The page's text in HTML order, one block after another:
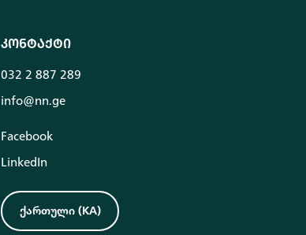
კონტაქტი
032 2 887 289
info@nn.ge
Facebook
LinkedIn
ქართული (KA)